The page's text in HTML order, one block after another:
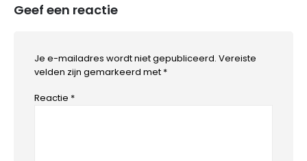
Geef een reactie
Je e-mailadres wordt niet gepubliceerd. Vereiste
velden zijn gemarkeerd met *
Reactie *